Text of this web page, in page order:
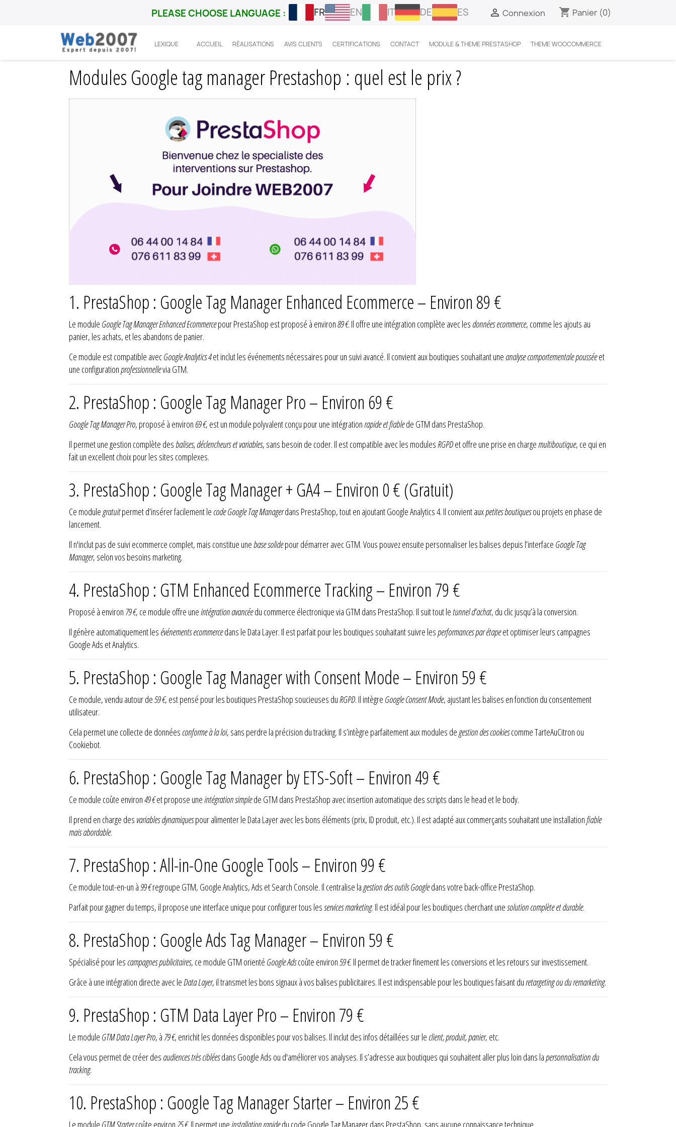
PLEASE CHOOSE LANGUAGE : FR EN IT DE ES  Connexion shopping_cart Panier (0)
LEXIQUE ACCUEIL RÉALISATIONS AVIS CLIENTS CERTIFICATIONS CONTACT MODULE & THEME PRESTASHOP THEME WOOCOMMERCE
Accueil Prestashop
Modules Google tag manager Prestashop : quel est le prix ?
1. PrestaShop : Google Tag Manager Enhanced Ecommerce – Environ 89 €
Le module Google Tag Manager Enhanced Ecommercepour PrestaShop est proposé à environ89 €. Il offre une intégration complète avec les données ecommerce, comme les ajouts au
panier, les achats, et les abandons de panier.
Ce module est compatible avecGoogle Analytics 4et inclut les événements nécessaires pour un suivi avancé. Il convient aux boutiques souhaitant une analyse comportementale pousséeet
une configurationprofessionnellevia GTM.
2. PrestaShop : Google Tag Manager Pro – Environ 69 €
Google Tag Manager Pro, proposé à environ 69 €, est un module polyvalent conçu pour une intégrationrapide et fiablede GTM dans PrestaShop.
Il permet une gestion complète desbalises, déclencheurs et variables, sans besoin de coder. Il est compatible avec les modulesRGPDet offre une prise en chargemultiboutique, ce qui en
fait un excellent choix pour les sites complexes.
3. PrestaShop : Google Tag Manager + GA4 – Environ 0 € (Gratuit)
Ce modulegratuitpermet d’insérer facilement le code Google Tag Managerdans PrestaShop, tout en ajoutant Google Analytics 4. Il convient auxpetites boutiquesou projets en phase de
lancement.
Il n'inclut pas de suivi ecommerce complet, mais constitue unebase solidepour démarrer avec GTM. Vous pouvez ensuite personnaliser les balises depuis l’interface Google Tag
Manager, selon vos besoins marketing.
4. PrestaShop : GTM Enhanced Ecommerce Tracking – Environ 79 €
Proposé à environ 79 €, ce module offre uneintégration avancéedu commerce électronique via GTM dans PrestaShop. Il suit tout letunnel d’achat, du clic jusqu’à la conversion.
Il génère automatiquement les événements ecommercedans le Data Layer. Il est parfait pour les boutiques souhaitant suivre lesperformances par étapeet optimiser leurs campagnes
Google Ads et Analytics.
5. PrestaShop : Google Tag Manager with Consent Mode – Environ 59 €
Ce module, vendu autour de59 €, est pensé pour les boutiques PrestaShop soucieuses duRGPD. Il intègre Google Consent Mode, ajustant les balises en fonction du consentement
utilisateur.
Cela permet une collecte de données conforme à la loi, sans perdre la précision du tracking. Il s’intègre parfaitement aux modules degestion des cookiescomme TarteAuCitron ou
Cookiebot.
6. PrestaShop : Google Tag Manager by ETS-Soft – Environ 49 €
Ce module coûte environ49 €et propose uneintégration simplede GTM dans PrestaShop avec insertion automatique des scripts dans le head et le body.
Il prend en charge des variables dynamiquespour alimenter le Data Layer avec les bons éléments (prix, ID produit, etc.). Il est adapté aux commerçants souhaitant une installationfiable
mais abordable.
7. PrestaShop : All-in-One Google Tools – Environ 99 €
Ce module tout-en-un à99 €regroupe GTM, Google Analytics, Ads et Search Console. Il centralise lagestion des outils Googledans votre back-office PrestaShop.
Parfait pour gagner du temps, il propose une interface unique pour configurer tous lesservices marketing. Il est idéal pour les boutiques cherchant unesolution complète et durable.
8. PrestaShop : Google Ads Tag Manager – Environ 59 €
Spécialisé pour les campagnes publicitaires, ce module GTM orienté Google Adscoûte environ59 €. Il permet de tracker finement les conversions et les retours sur investissement.
Grâce à une intégration directe avec leData Layer, il transmet les bons signaux à vos balises publicitaires. Il est indispensable pour les boutiques faisant duretargeting ou du remarketing.
9. PrestaShop : GTM Data Layer Pro – Environ 79 €
Le module GTM Data Layer Pro, à 79 €, enrichit les données disponibles pour vos balises. Il inclut des infos détaillées sur le client, produit, panier, etc.
Cela vous permet de créer des audiences très cibléesdans Google Ads ou d'améliorer vos analyses. Il s’adresse aux boutiques qui souhaitent aller plus loin dans lapersonnalisation du
tracking.
10. PrestaShop : Google Tag Manager Starter – Environ 25 €
Le module GTM Startercoûte environ 25 €. Il permet une installation rapidedu code Google Tag Manager dans PrestaShop, sans aucune connaissance technique.